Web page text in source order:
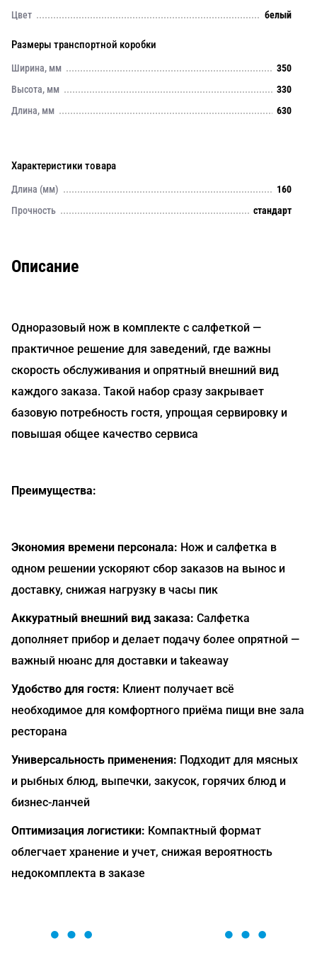
Цвет
белый
Размеры транспортной коробки
Ширина, мм
350
Высота, мм
330
Длина, мм
630
Характеристики товара
Длина (мм)
160
Прочность
стандарт
Описание
Одноразовый нож в комплекте с салфеткой —
практичное решение для заведений, где важны
скорость обслуживания и опрятный внешний вид
каждого заказа. Такой набор сразу закрывает
базовую потребность гостя, упрощая сервировку и
повышая общее качество сервиса
Преимущества:
Экономия времени персонала: Нож и салфетка в
одном решении ускоряют сбор заказов на вынос и
доставку, снижая нагрузку в часы пик
Аккуратный внешний вид заказа: Салфетка
дополняет прибор и делает подачу более опрятной —
важный нюанс для доставки и takeaway
Удобство для гостя: Клиент получает всё
необходимое для комфортного приёма пищи вне зала
ресторана
Универсальность применения: Подходит для мясных
и рыбных блюд, выпечки, закусок, горячих блюд и
бизнес-ланчей
Оптимизация логистики: Компактный формат
облегчает хранение и учет, снижая вероятность
недокомплекта в заказе